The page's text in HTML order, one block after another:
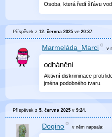
Osoba, která ředí šťávu
Příspěvek z12. června 2025 ve20:37.
Marmeláda_Marci v
odhánění
Aktivní diskriminace proti
jména podobného tvaru.
Příspěvek z5. června 2025 v9:24
Dogino v němnapsala: